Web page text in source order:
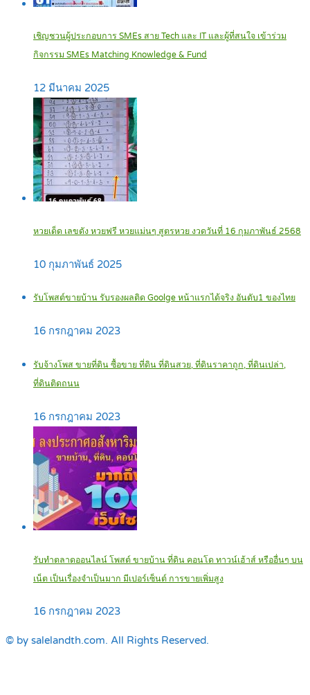
เชิญชวนผู้ประกอบการ SMEs สาย Tech และ IT และผู้ที่สนใจ เข้าร่วม
กิจกรรม SMEs Matching Knowledge & Fund
12 มีนาคม 2025
หวยเด็ด เลขดัง หวยฟรี หวยแม่นๆ สูตรหวย งวดวันที่ 16 กุมภาพันธ์ 2568
10 กุมภาพันธ์ 2025
รับโพสต์ขายบ้าน รับรองผลติด Goolge หน้าแรกได้จริง อันดับ1 ของไทย
16 กรกฎาคม 2023
รับจ้างโพส ขายที่ดิน ซื้อขาย ที่ดิน ที่ดินสวย, ที่ดินราคาถูก, ที่ดินเปล่า,
ที่ดินติดถนน
16 กรกฎาคม 2023
รับทำตลาดออนไลน์ โพสต์ ขายบ้าน ที่ดิน คอนโด ทาวน์เฮ้าส์ หรืออื่นๆ บน
เน็ต เป็นเรื่องจำเป็นมาก มีเปอร์เซ็นต์ การขายเพิ่มสูง
16 กรกฎาคม 2023
© by salelandth.com. All Rights Reserved.